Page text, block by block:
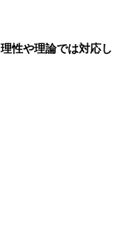
理性や理論では対応し